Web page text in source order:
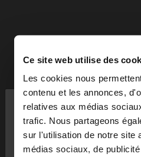
Ce site web utilise des
Les cookies nous
contenu et les annonces,
relatives aux médias
trafic. Nous partageons
sur l'utilisation de notre site
médias sociaux, de
bonjour
Vous accédez au site
parcourir notre site au